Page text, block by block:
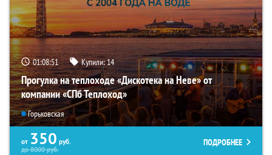
01:08:50 Купили:14
Прогулка на теплоходе «Дискотека на Неве» от
компании «СПб Теплоход»
Горьковская
от 350 руб.
до8000руб.
ПОДРОБНЕЕ